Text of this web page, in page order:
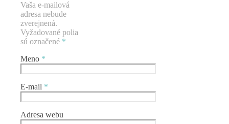
Vaša e-mailová
adresa nebude
zverejnená.
Vyžadované polia
sú označené *
Meno *
E-mail *
Adresa webu